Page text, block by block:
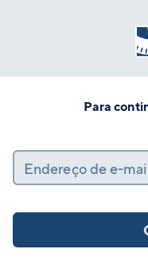
Para
Endereço de e-